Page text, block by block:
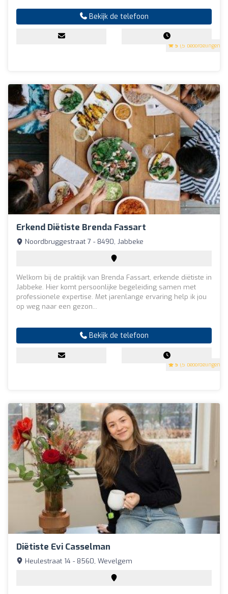
5 (5 beoordelingen)
Bekijk de telefoon
Erkend Diëtiste Brenda Fassart
5 (5 beoordelingen)
Noordbruggestraat 7 - 8490, Jabbeke
Welkom bij de praktijk van Brenda Fassart, erkende diëtiste in
Jabbeke. Hier komt persoonlijke begeleiding samen met
professionele expertise. Met jarenlange ervaring help ik jou
op weg naar een gezon...
Bekijk de telefoon
Diëtiste Evi Casselman
Heulestraat 14 - 8560, Wevelgem